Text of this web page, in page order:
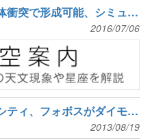
火星の衛星は巨大天体衝突で形成可能、シミュレーションで解明
2016/07/06
火星探査車キュリオシティ、フォボスがダイモスを隠す食現象を観測
2013/08/19